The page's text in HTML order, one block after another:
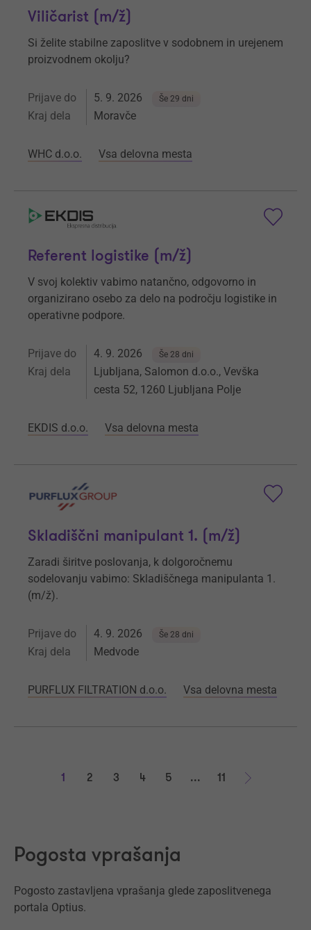
Viličarist (m/ž)
Si želite stabilne zaposlitve v sodobnem in urejenem
proizvodnem okolju?
Prijave do 5. 9. 2026 Še 29 dni
Kraj dela Moravče
WHC d.o.o. Vsa delovna mesta
Referent logistike (m/ž)
V svoj kolektiv vabimo natančno, odgovorno in
organizirano osebo za delo na področju logistike in
operativne podpore.
Prijave do 4. 9. 2026 Še 28 dni
Kraj dela
Ljubljana, Salomon d.o.o., Vevška
cesta 52, 1260 Ljubljana Polje
EKDIS d.o.o. Vsa delovna mesta
Skladiščni manipulant 1. (m/ž)
Zaradi širitve poslovanja, k dolgoročnemu
sodelovanju vabimo: Skladiščnega manipulanta 1.
(m/ž).
Prijave do 4. 9. 2026 Še 28 dni
Kraj dela Medvode
PURFLUX FILTRATION d.o.o. Vsa delovna mesta
1 2 3 4 5 ...
11
Pogosta vprašanja
Pogosto zastavljena vprašanja glede zaposlitvenega
portala Optius.